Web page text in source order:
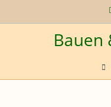
Inhalt
Bauen